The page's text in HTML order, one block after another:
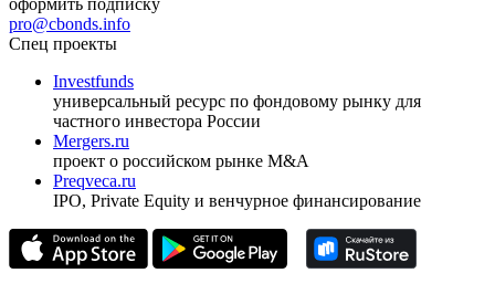
ежеквартальный аналитический журнал
оформить подписку
pro@cbonds.info
Спец проекты
Investfunds
универсальный ресурс по фондовому рынку для
частного инвестора России
проект о российском рынке M&A
Preqveca.ru